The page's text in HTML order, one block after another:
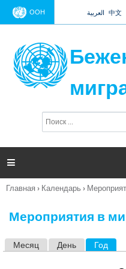
Jump
ООН العربية 中文
п
и

Вы
Главная › Календарь ›
Мероприятия в
Месяц День Год